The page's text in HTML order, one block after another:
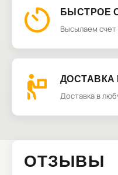
БЫСТРОЕ
Высылаем
Доставка в
ОТЗЫВЫ